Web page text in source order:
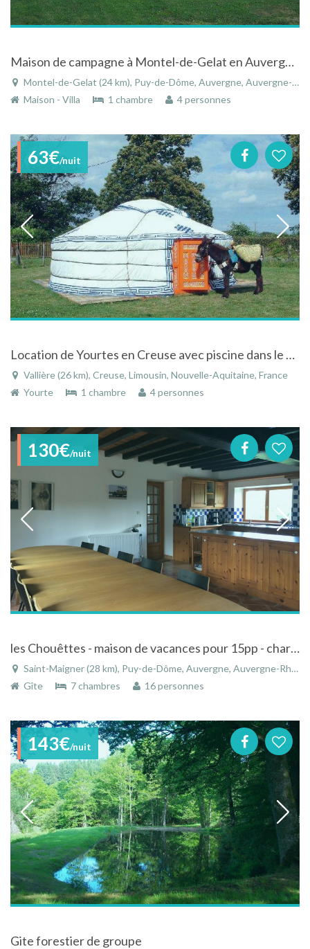
Maison de campagne à Montel-de-Gelat en Auvergne au calme
Montel-de-Gelat (24 km), Puy-de-Dôme, Auvergne, Auvergne-Rhône-Alpes, France
Maison - Villa
1 chambre 4 personnes
63€/nuit
Location de Yourtes en Creuse avec piscine dans le Limousin
Vallière (26 km), Creuse, Limousin, Nouvelle-Aquitaine, France
Yourte
1 chambre 4 personnes
130€/nuit
les Chouêttes - maison de vacances pour 15pp - charmant et comfortable
Saint-Maigner (28 km), Puy-de-Dôme, Auvergne, Auvergne-Rhône-Alpes, France
Gîte
7 chambres 16 personnes
143€/nuit
Gite forestier de groupe